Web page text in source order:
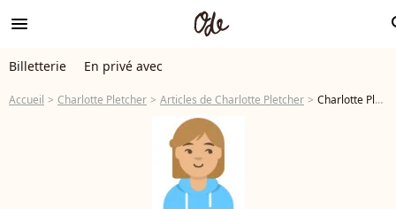
menu
Billetterie En privé avec
Accueil Charlotte Pletcher Articles de Charlotte Pletcher Charlotte Pletcher: ses articles - Page 3